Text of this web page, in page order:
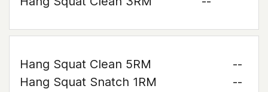
Hang Squat Clean 5RM
--
Hang Squat Snatch 1RM
--